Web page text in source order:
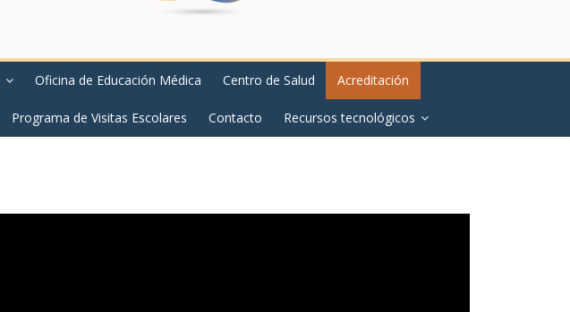
Oficina de Educación Médica Centro de Salud Acreditación
Programa de Visitas Escolares Contacto Recursos tecnológicos